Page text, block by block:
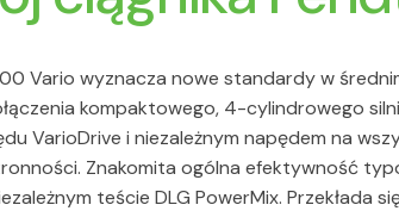
Vario wyznacza nowe standardy w
kompaktowego, 4-cylindrowego
VarioDrive i niezależnym napędem na
Znakomita ogólna efektywność
teście DLG PowerMix. Przekłada